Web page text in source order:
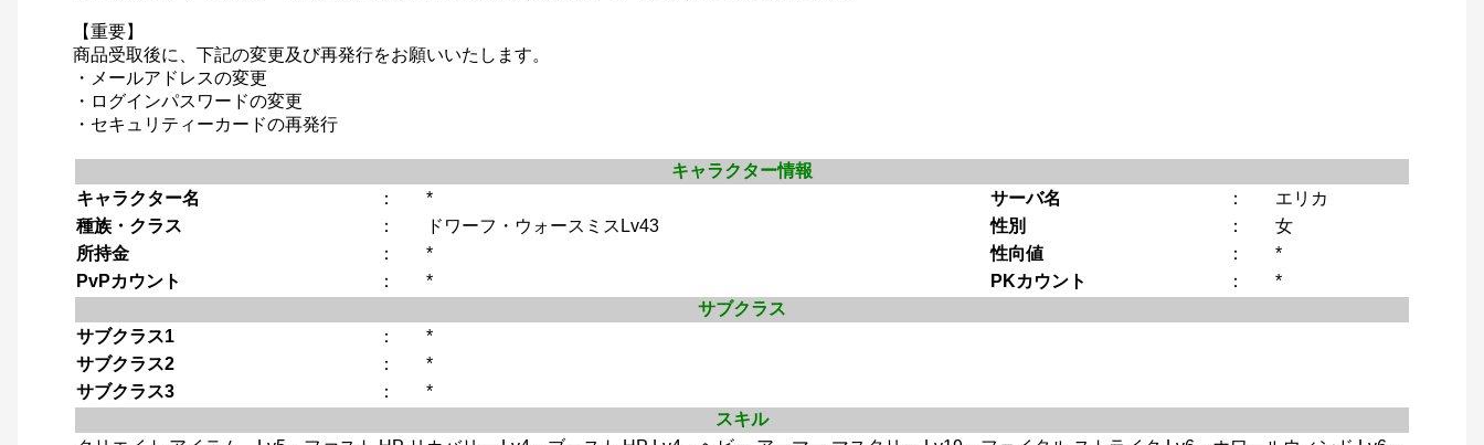
【重要】
商品受取後に、下記の変更及び再発行をお願いいたします。
・メールアドレスの変更
・ログインパスワードの変更
・セキュリティーカードの再発行
キャラクター情報
キャラクター名
： * サーバ名 ：
エリカ
種族・クラス
： ドワーフ・ウォースミスLv43 性別 ：
女
所持金
： * 性向値 ：
*
PvPカウント
： * PKカウント ：
*
サブクラス
サブクラス1
：
*
サブクラス2
：
*
サブクラス3
：
*
スキル